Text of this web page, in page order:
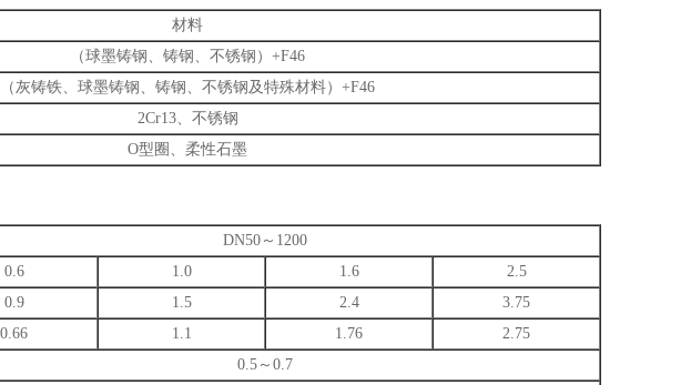
材料
（球墨铸钢、铸钢、不锈钢）+F46
（灰铸铁、球墨铸钢、铸钢、不锈钢及特殊材料）+F46
2Cr13、不锈钢
O型圈、柔性石墨
DN50～1200
0.6 1.0 1.6 2.5
0.9 1.5 2.4
3.75
0.66 1.1 1.76
2.75
0.5～0.7